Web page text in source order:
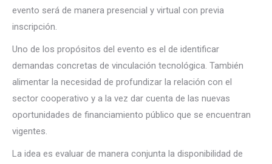
evento será de manera presencial y virtual con previa
inscripción.
Uno de los propósitos del evento es el de identificar
demandas concretas de vinculación tecnológica. También
alimentar la necesidad de profundizar la relación con el
sector cooperativo y a la vez dar cuenta de las nuevas
oportunidades de financiamiento público que se encuentran
vigentes.
La idea es evaluar de manera conjunta la disponibilidad de